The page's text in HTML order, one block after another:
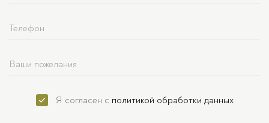
Я согласен с политикой обработки данных